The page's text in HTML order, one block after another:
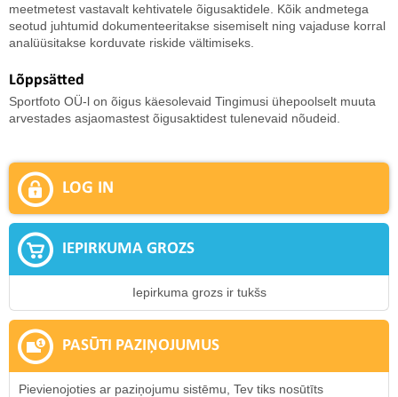
meetmetest vastavalt kehtivatele õigusaktidele. Kõik andmetega
seotud juhtumid dokumenteeritakse sisemiselt ning vajaduse korral
analüüsitakse korduvate riskide vältimiseks.
Lõppsätted
Sportfoto OÜ-l on õigus käesolevaid Tingimusi ühepoolselt muuta
arvestades asjaomastest õigusaktidest tulenevaid nõudeid.
LOG IN
IEPIRKUMA GROZS
Iepirkuma grozs ir tukšs
PASŪTI PAZIŅOJUMUS
Pievienojoties ar paziņojumu sistēmu, Tev tiks nosūtīts